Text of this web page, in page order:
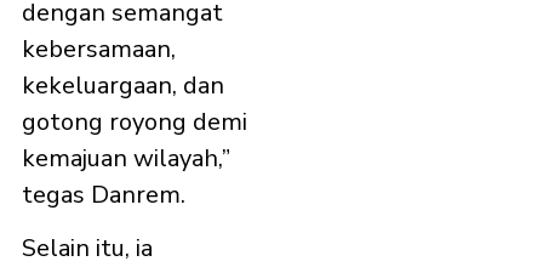
dengan semangat
kebersamaan,
kekeluargaan, dan
gotong royong demi
kemajuan wilayah,”
tegas Danrem.
Selain itu, ia